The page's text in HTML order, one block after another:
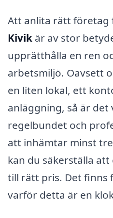
Att anlita rätt företag
Kivik är av stor
upprätthålla en ren
arbetsmiljö. Oavsett
en liten lokal, ett
anläggning, så är
regelbundet och
att inhämtar minst
kan du säkerställa
till rätt pris. Det finns
varför detta är en